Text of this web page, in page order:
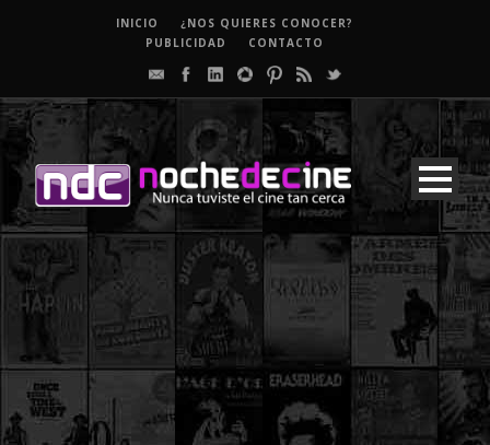
INICIO
¿NOS QUIERES CONOCER?
PUBLICIDAD
CONTACTO